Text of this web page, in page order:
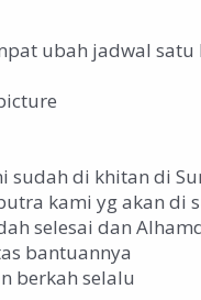
ubah jadwal
di khitan di
kami yg akan di
selesai dan
bantuannya
berkah selalu